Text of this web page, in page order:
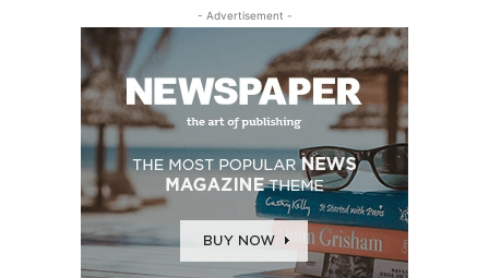
- Advertisement -